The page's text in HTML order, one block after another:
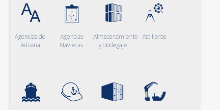
Agencias de
Aduana
Agencias
Navieras
Almacenamiento
y Bodegaje
Astilleros